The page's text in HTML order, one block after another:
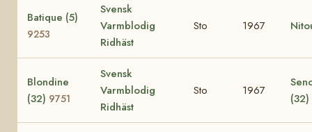
Batique (5)
9253
Svensk
Varmblodig
Ridhäst
Sto 1967
Blondine
(32) 9751
Svensk
Varmblodig
Ridhäst
Sto 1967
(32)